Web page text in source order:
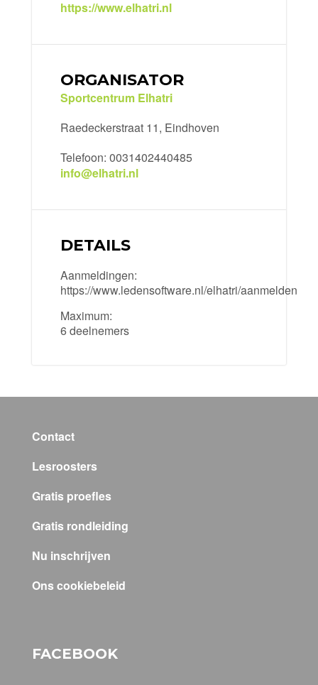
https://www.elhatri.nl
ORGANISATOR
Sportcentrum Elhatri
Raedeckerstraat 11, Eindhoven
Telefoon: 0031402440485
info@elhatri.nl
DETAILS
Aanmeldingen:
https://www.ledensoftware.nl/elhatri/aanmelden
Maximum:
6 deelnemers
Contact
Lesroosters
Gratis proefles
Gratis rondleiding
Nu inschrijven
Ons cookiebeleid
FACEBOOK